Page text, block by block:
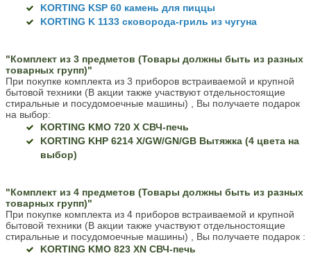
KORTING KSP 60 камень для пиццы
KORTING K 1133 сковорода-гриль из чугуна
"Комплект из 3 предметов (Товары должны быть из разных
товарных групп)"
При покупке комплекта из 3 приборов встраиваемой и крупной
бытовой техники (В акции также участвуют отдельностоящие
стиральные и посудомоечные машины) , Вы получаете подарок
на выбор:
KORTING KMO 720 X СВЧ-печь
KORTING KHP 6214 X/GW/GN/GB Вытяжка (4 цвета на
выбор)
"Комплект из 4 предметов (Товары должны быть из разных
товарных групп)"
При покупке комплекта из 4 приборов встраиваемой и крупной
бытовой техники (В акции также участвуют отдельностоящие
стиральные и посудомоечные машины) , Вы получаете подарок :
KORTING KMO 823 XN СВЧ-печь